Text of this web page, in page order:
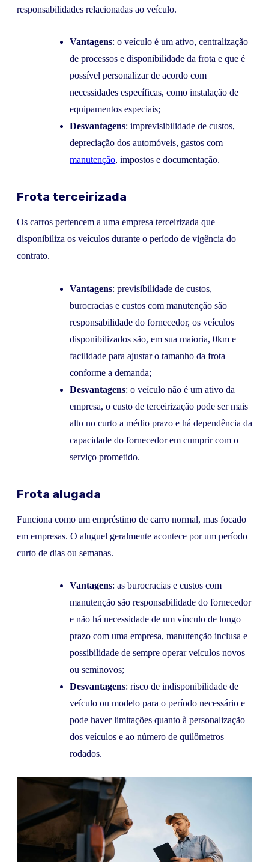
responsabilidades relacionadas ao veículo.
Vantagens: o veículo é um ativo, centralização
de processos e disponibilidade da frota e que é
possível personalizar de acordo com
necessidades específicas, como instalação de
equipamentos especiais;
Desvantagens: imprevisibilidade de custos,
depreciação dos automóveis, gastos com
manutenção, impostos e documentação.
Frota terceirizada
Os carros pertencem a uma empresa terceirizada que
disponibiliza os veículos durante o período de vigência do
contrato.
Vantagens: previsibilidade de custos,
burocracias e custos com manutenção são
responsabilidade do fornecedor, os veículos
disponibilizados são, em sua maioria, 0km e
facilidade para ajustar o tamanho da frota
conforme a demanda;
Desvantagens: o veículo não é um ativo da
empresa, o custo de terceirização pode ser mais
alto no curto a médio prazo e há dependência da
capacidade do fornecedor em cumprir com o
serviço prometido.
Frota alugada
Funciona como um empréstimo de carro normal, mas focado
em empresas. O aluguel geralmente acontece por um período
curto de dias ou semanas.
Vantagens: as burocracias e custos com
manutenção são responsabilidade do fornecedor
e não há necessidade de um vínculo de longo
prazo com uma empresa, manutenção inclusa e
possibilidade de sempre operar veículos novos
ou seminovos;
Desvantagens: risco de indisponibilidade de
veículo ou modelo para o período necessário e
pode haver limitações quanto à personalização
dos veículos e ao número de quilômetros
rodados.